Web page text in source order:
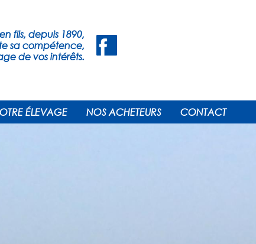
fils, depuis 1890,
sa compétence,
de vos intérêts.
ÉLEVAGE NOS ACHETEURS CONTACT